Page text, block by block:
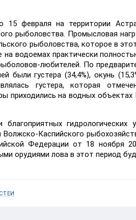
февраля на территории
рыболовства. Промысловая
рыболовства, которое в
на водоемах практически
любителей. По
были густера (34,4%), окунь
густера, которая
приходились на водных объектах
Каспийского
Федерации от 18 ноября
орудиями лова в этот период